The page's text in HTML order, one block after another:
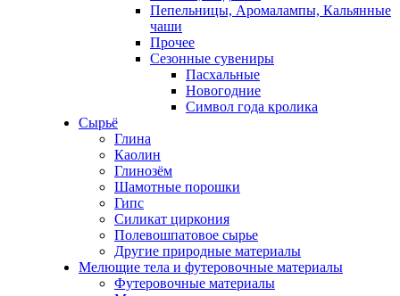
Пепельницы, Аромалампы, Кальянные
чаши
Прочее
Сезонные сувениры
Пасхальные
Новогодние
Символ года кролика
Сырьё
Глина
Каолин
Глинозём
Шамотные порошки
Гипс
Силикат циркония
Полевошпатовое сырье
Другие природные материалы
Мелющие тела и футеровочные материалы
Футеровочные материалы